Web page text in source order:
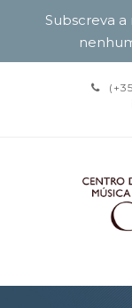
Subscreva